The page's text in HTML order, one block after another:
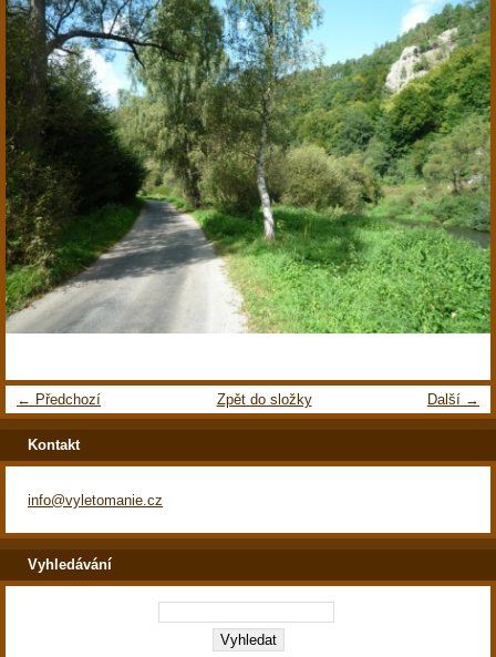
← Předchozí Další →
Zpět do složky
Kontakt
info@vyletomanie.cz
Vyhledávání